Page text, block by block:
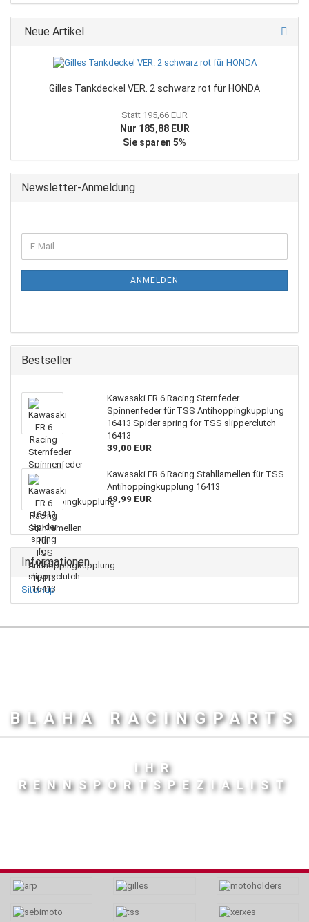
Neue Artikel
Gilles Tankdeckel VER. 2 schwarz rot für HONDA
Statt 195,66 EUR
Nur 185,88 EUR
Sie sparen 5%
Newsletter-Anmeldung
ZUR
NEWSLETTER-
E-
Mail
ANMELDEN
Bestseller
Kawasaki ER 6 Racing Sternfeder
Spinnenfeder für TSS Antihoppingkupplung
16413 Spider spring for TSS slipperclutch
16413
39,00 EUR
Kawasaki ER 6 Racing Stahllamellen für TSS
Antihoppingkupplung 16413
69,99 EUR
Informationen
Sitemap
BLAHA RACINGPARTS
IHR
RENNSPORTSPEZIALIST